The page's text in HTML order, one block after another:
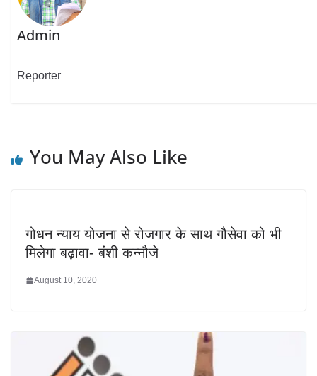
Admin
Reporter
You May Also Like
गोधन न्याय योजना से रोजगार के साथ गौसेवा को भी
मिलेगा बढ़ावा- बंशी कन्नौजे
August 10, 2020